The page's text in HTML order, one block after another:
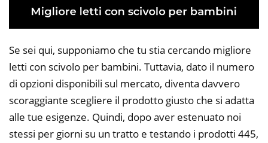
Se sei qui, supponiamo che tu stia cercando migliore
letti con scivolo per bambini. Tuttavia, dato il numero
di opzioni disponibili sul mercato, diventa davvero
scoraggiante scegliere il prodotto giusto che si adatta
alle tue esigenze. Quindi, dopo aver estenuato noi
stessi per giorni su un tratto e testando i prodotti 445,